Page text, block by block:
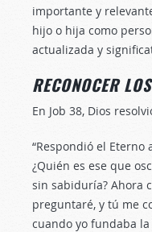
importante y
hijo o hija como
actualizada y
RECONOCER
En Job 38, Dios
“Respondió el Eterno
¿Quién es ese que
sin sabiduría? Ahora
preguntaré, y tú me
cuando yo fundaba